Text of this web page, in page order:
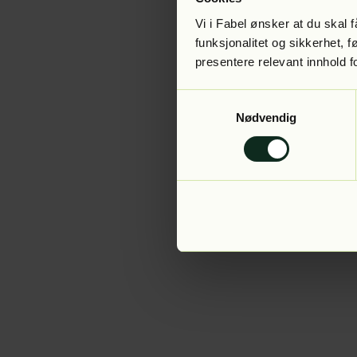
Vi i Fabel ønsker at du skal
funksjonalitet og sikkerhet,
presentere relevant innhold
Nødvendig
Application